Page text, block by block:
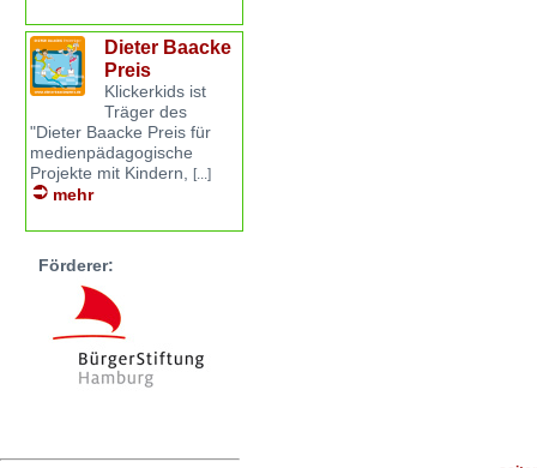
Dieter Baacke
Preis
Klickerkids ist
Träger des
"Dieter Baacke Preis für
medienpädagogische
Projekte mit Kindern, [...]
mehr
Förderer: